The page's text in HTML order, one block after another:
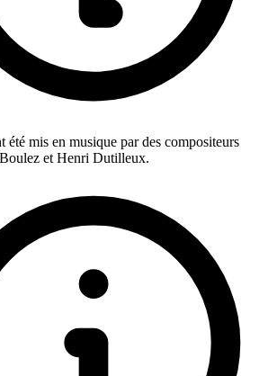
été mis en musique par des compositeurs
et Henri Dutilleux.